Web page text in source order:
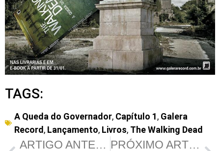
TAGS:
A Queda do Governador, Capítulo 1, Galera
Record , Lançamento, Livros, The Walking Dead
ARTIGO ANTERIOR PRÓXIMO ARTIGO